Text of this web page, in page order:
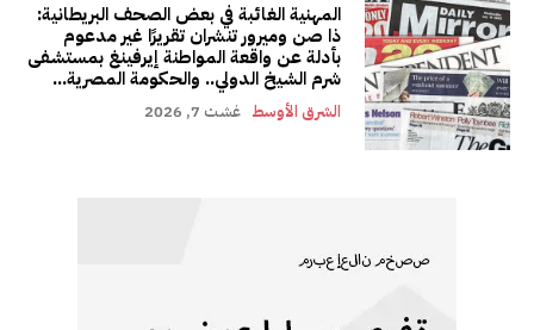
المهنية الغائبة في بعض الصحف البريطانية:
ذا صن وميرور تنشران تقريرًا غير مدعوم
بأدلة عن واقعة المواطنة إيرفينغ بمستشفى
شرم الشيخ الدولي.. والحكومة المصرية...
الشرق الأوسط غشت 7, 2026